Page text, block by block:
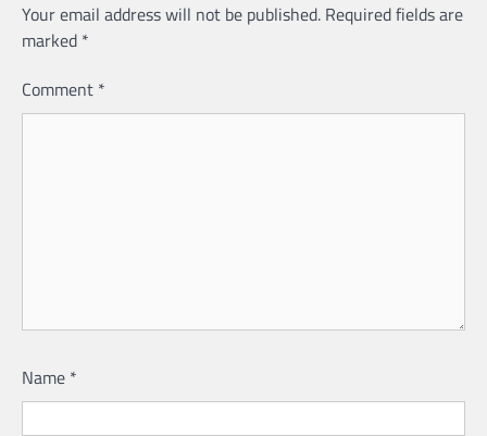
Your email address will not be published. Required fields are
marked *
Comment *
Name *